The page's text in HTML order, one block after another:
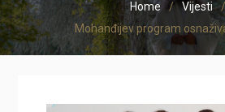
Home
Vijesti
Mohanđijev program